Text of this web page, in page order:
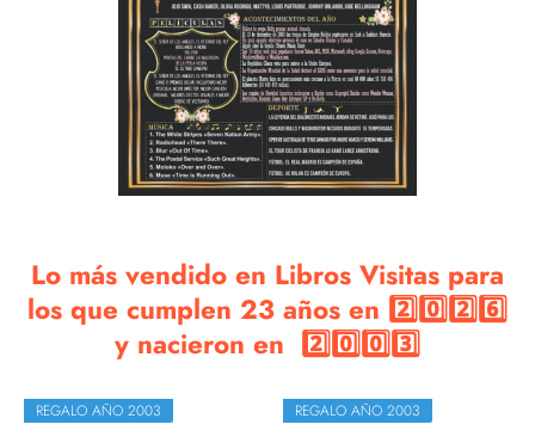
Lo más vendido en Libros Visitas para
los que cumplen 23 años en 2️⃣0️⃣2️⃣6️⃣
y nacieron en 2️⃣0️⃣0️⃣3️⃣
REGALO AÑO 2003 REGALO AÑO 2003